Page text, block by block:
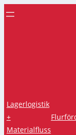
Lagerlogistik
+
Materialfluss